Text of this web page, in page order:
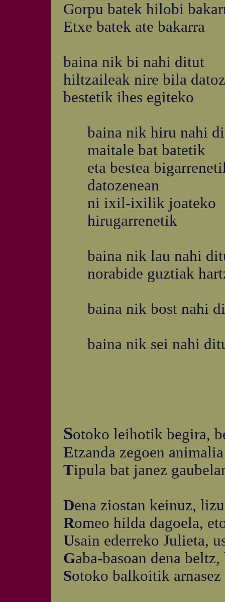
Gorpu batek hilobi
Etxe batek ate bakarra
baina nik bi nahi ditut
hiltzaileak nire bila
bestetik ihes egiteko
baina nik hiru nahi
maitale bat batetik
eta bestea
datozenean
ni ixil-ixilik joateko
hirugarrenetik
baina nik lau nahi
norabide guztiak
baina nik bost nahi
baina nik sei nahi
Sotoko leihotik begira,
Etzanda zegoen
Tipula bat janez
Dena ziostan keinuz,
Romeo hilda dagoela,
Usain ederreko Julieta,
Gaba-basoan dena
Sotoko balkoitik arnasez